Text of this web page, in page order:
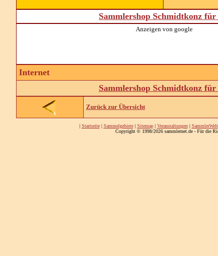
Sammlershop Schmidtkonz
Anzeigen von google
Internet
Sammlershop Schmidtkonz
Zurück zur Übersicht
| Startseite| Sammelgebiete| Sitemap| Veranstaltungen| SammlerWelt
Copyright © 1998/2026 sammlernet.de - Für die